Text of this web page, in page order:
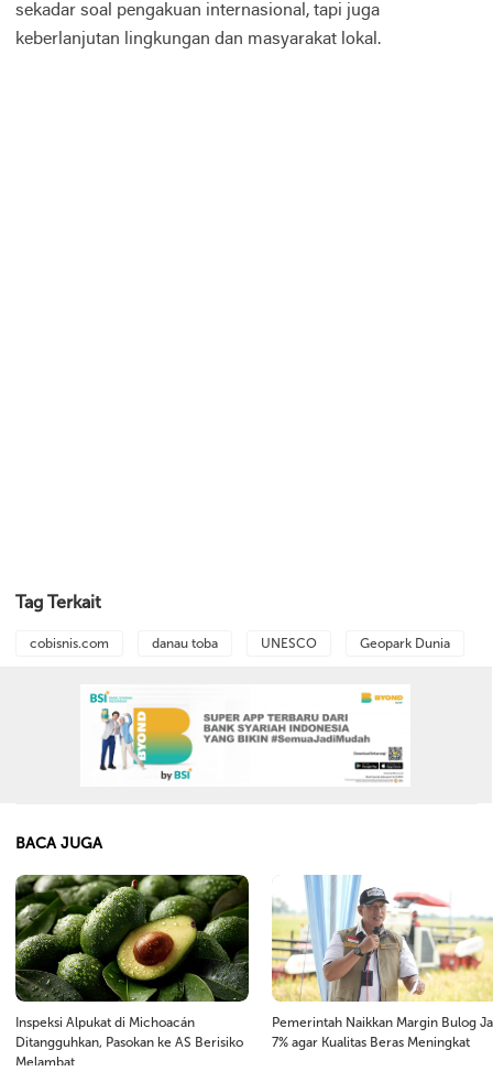
sekadar soal pengakuan internasional, tapi juga
keberlanjutan lingkungan dan masyarakat lokal.
Tag Terkait
cobisnis.com danau toba UNESCO Geopark Dunia
BACA JUGA
Inspeksi Alpukat di Michoacán
Ditangguhkan, Pasokan ke AS Berisiko
Melambat
Pemerintah Naikkan Margin Bulog
7% agar Kualitas Beras Meningkat